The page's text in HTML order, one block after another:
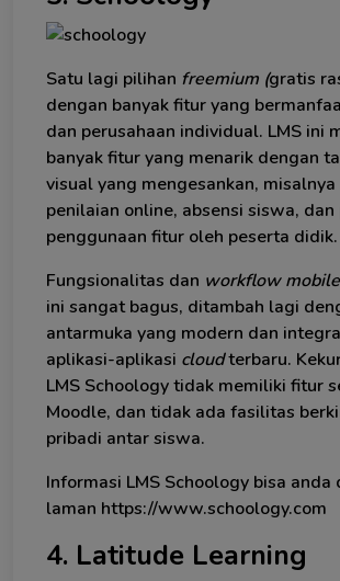
Satu lagi pilihan freemium (gratis
dengan banyak fitur yang
dan perusahaan individual. LMS ini
banyak fitur yang menarik dengan
visual yang mengesankan, misalnya
penilaian online, absensi siswa,
penggunaan fitur oleh peserta didik.
Fungsionalitas dan workflow mobile
ini sangat bagus, ditambah lagi
antarmuka yang modern dan
aplikasi-aplikasi cloudterbaru.
LMS Schoology tidak memiliki fitur
Moodle, dan tidak ada fasilitas
pribadi antar siswa.
Informasi LMS Schoology bisa anda
laman https://www.schoology.com
4. Latitude Learning